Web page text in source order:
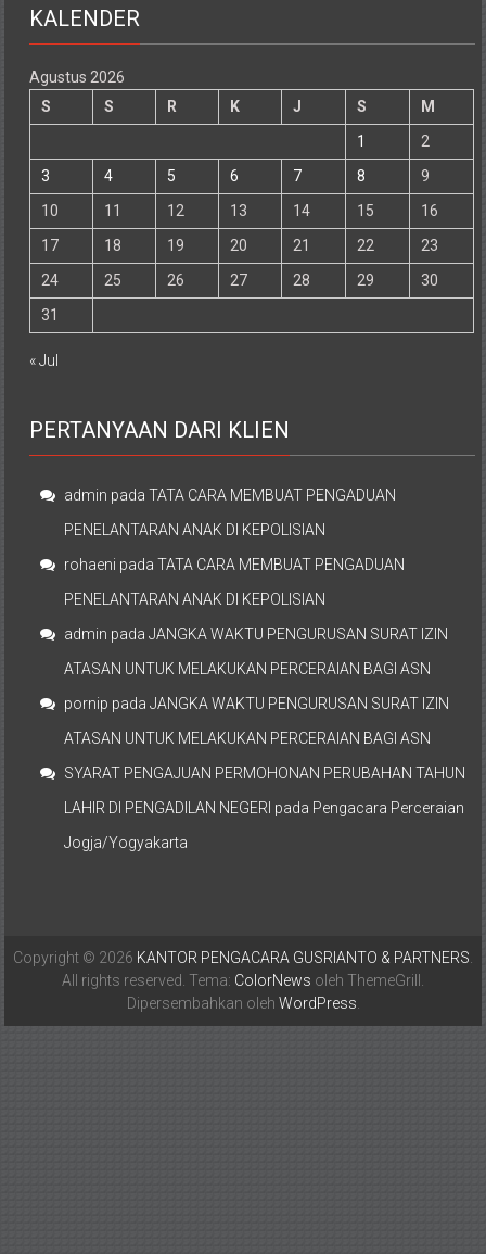
KALENDER
Agustus 2026
S
S R K J S
M
1
2
3
4 5 6 7 8
9
10
11 12 13 14 15
16
17
18 19 20 21 22
23
24
25 26 27 28 29
30
31
« Jul
PERTANYAAN DARI KLIEN
admin padaTATA CARA MEMBUAT PENGADUAN
PENELANTARAN ANAK DI KEPOLISIAN
rohaeni padaTATA CARA MEMBUAT PENGADUAN
PENELANTARAN ANAK DI KEPOLISIAN
admin padaJANGKA WAKTU PENGURUSAN SURAT IZIN
ATASAN UNTUK MELAKUKAN PERCERAIAN BAGI ASN
pornip padaJANGKA WAKTU PENGURUSAN SURAT IZIN
ATASAN UNTUK MELAKUKAN PERCERAIAN BAGI ASN
SYARAT PENGAJUAN PERMOHONAN PERUBAHAN TAHUN
LAHIR DI PENGADILAN NEGERI pada Pengacara Perceraian
Jogja/Yogyakarta
Copyright © 2026 KANTOR PENGACARA GUSRIANTO & PARTNERS
All rights reserved. Tema: ColorNews oleh ThemeGrill.
Dipersembahkan oleh WordPress